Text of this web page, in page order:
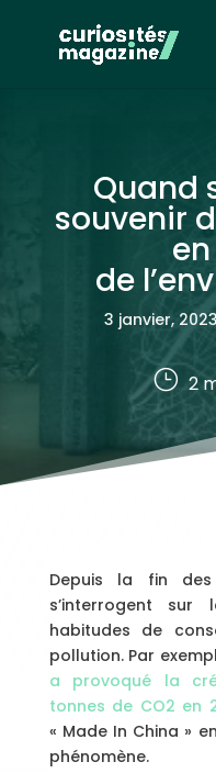
Quand
souvenir
de
3 janvier, 2023
} 2
Depuis la fin des
s’interrogent sur
habitudes de
pollution. Par
a provoqué la
tonnes de CO2 en
« Made In China »
phénomène.